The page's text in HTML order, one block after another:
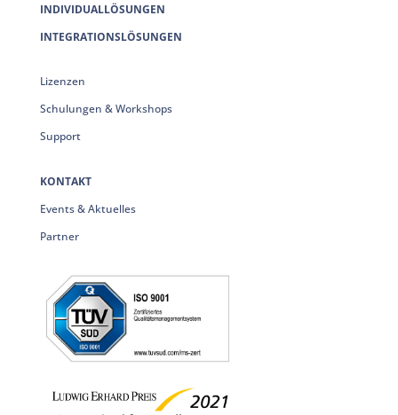
INDIVIDUALLÖSUNGEN
INTEGRATIONSLÖSUNGEN
Lizenzen
Schulungen & Workshops
Support
KONTAKT
Events & Aktuelles
Partner